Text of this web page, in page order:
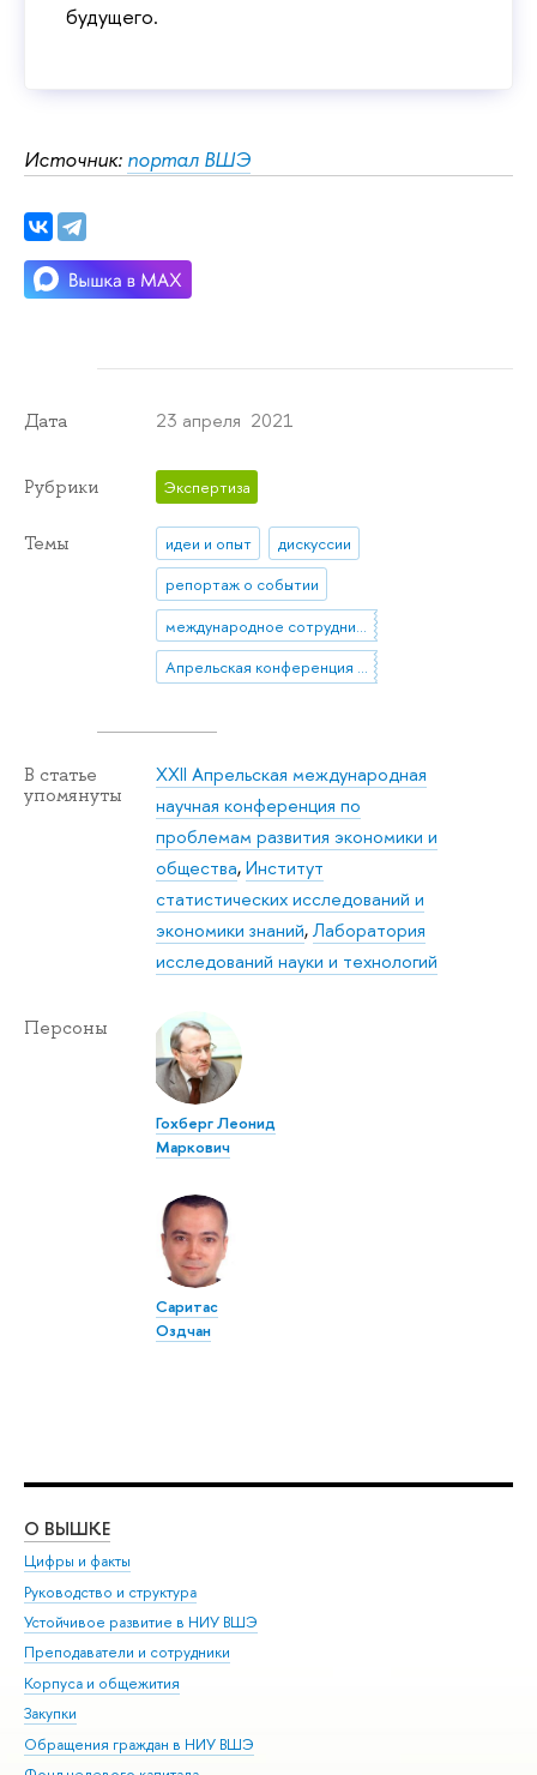
будущего.
Источник: портал ВШЭ
Дата 23 апреля 2021
Рубрики Экспертиза
Темы идеи и опыт
дискуссии
репортаж о событии
Апрельская конференция 2021
В статье
упомянуты
XXII Апрельская международная
научная конференция по
проблемам развития экономики и
общества,Институт
статистических исследований и
экономики знаний,Лаборатория
исследований науки и технологий
Персоны
Гохберг Леонид
Маркович
Саритас
Оздчан
О ВЫШКЕ
Цифры и факты
Руководство и структура
Устойчивое развитие в НИУ ВШЭ
Преподаватели и сотрудники
Корпуса и общежития
Закупки
Обращения граждан в НИУ ВШЭ